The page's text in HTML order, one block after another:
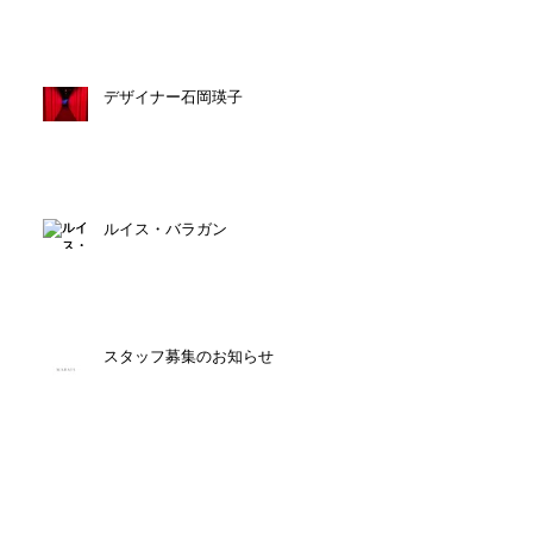
デザイナー石岡瑛子
ルイス・バラガン
スタッフ募集のお知らせ